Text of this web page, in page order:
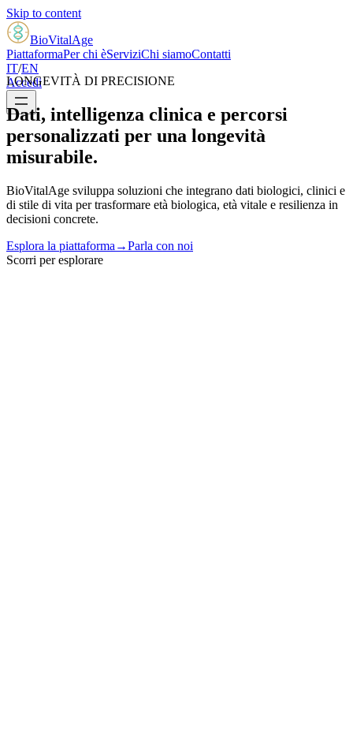
Skip to content
BioVitalAge
PiattaformaPer chi èServiziChi siamoContatti
IT/EN
Accedi
LONGEVITÀ DI PRECISIONE
Dati, intelligenza clinica e percorsi
personalizzati per una longevità
misurabile.
BioVitalAge sviluppa soluzioni che integrano dati biologici, clinici e
di stile di vita per trasformare età biologica, età vitale e resilienza in
decisioni concrete.
Esplora la piattaforma →Parla con noi
Scorri per esplorare